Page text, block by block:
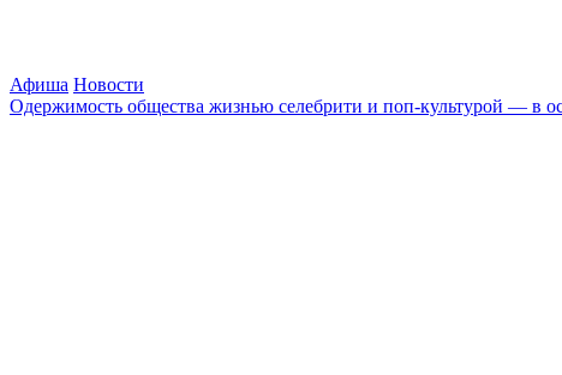
Афиша Новости
Одержимость общества жизнью селебрити и поп-культурой — в